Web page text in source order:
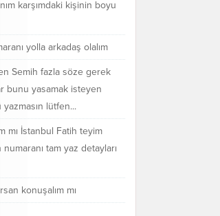
karşımdaki kişinin boyu
yolla arkadaş olalım
Semih fazla söze gerek
bunu yasamak isteyen
lütfen...
mı İstanbul Fatih teyim
tam yaz detayları
konuşalım mı